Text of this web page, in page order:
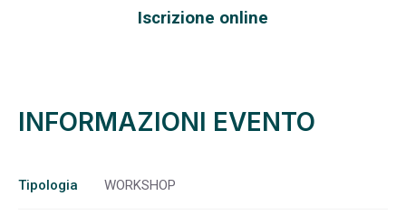
Iscrizione online
INFORMAZIONI EVENTO
Tipologia WORKSHOP